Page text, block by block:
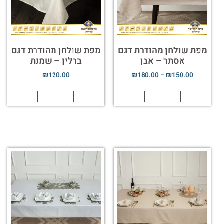
מפת שולחן מהודרת דגם
אסתר – אבן
₪150.00
–
₪180.00
מפת שולחן מהודרת דגם
ברלין – שמנת
₪120.00